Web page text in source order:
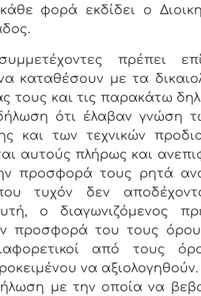
φορά εκδίδει ο
πρέπει
καταθέσουν με τα
τους και τις παρακάτω
ότι έλαβαν γνώση
και των τεχνικών
αυτούς πλήρως και
προσφορά τους ρητά
τυχόν δεν
ο διαγωνιζόμενος
προσφορά του τους
από τους
να αξιολογηθούν.
με την οποία να